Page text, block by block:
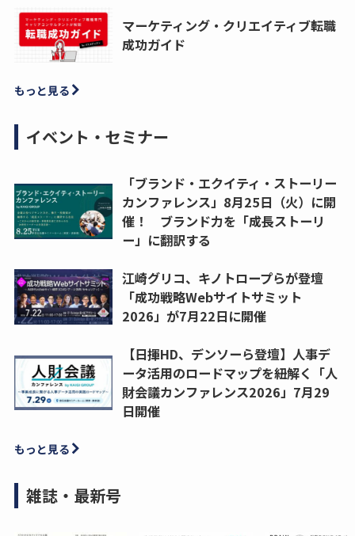
マーケティング・クリエイティブ転職
成功ガイド
もっと見る
イベント・セミナー
「ブランド・エクイティ・ストーリー
カンファレンス」8月25日（火）に開
催！ ブランド力を「成長ストーリ
ー」に翻訳する
江崎グリコ、キノトロープらが登壇
「成功戦略Webサイトサミット
2026」が7月22日に開催
【日揮HD、デンソーら登壇】人事デ
ータ活用のロードマップを紐解く「人
財会議カンファレンス2026」7月29
日開催
もっと見る
雑誌・最新号